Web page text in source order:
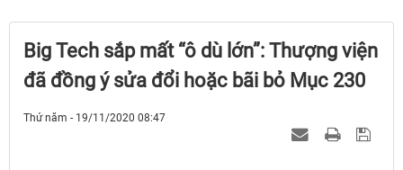
Big Tech sắp mất “ô dù lớn”: Thượng viện
đã đồng ý sửa đổi hoặc bãi bỏ Mục 230
Thứ năm - 19/11/2020 08:47